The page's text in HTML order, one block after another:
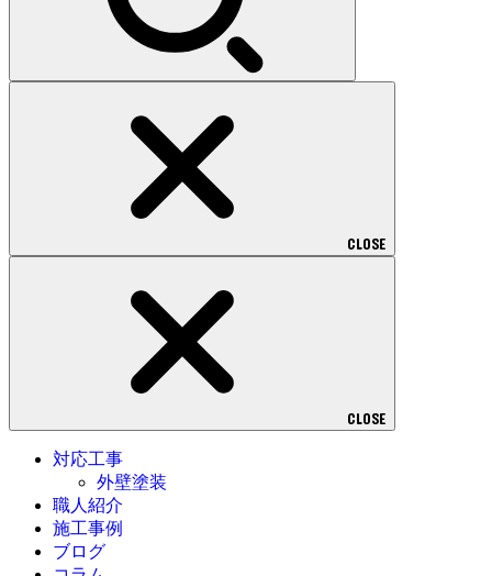
CLOSE
CLOSE
対応工事
外壁塗装
職人紹介
施工事例
ブログ